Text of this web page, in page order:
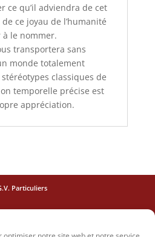
ce qu’il adviendra de cet
ce joyau de l’humanité
à le nommer.
transportera sans
monde totalement
classiques de
temporelle précise est
appréciation.
Particuliers